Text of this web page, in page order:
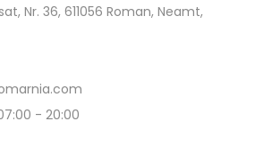
Nr. 36, 611056 Roman, Neamt,
- 20:00